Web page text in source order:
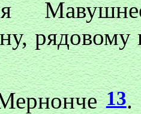
рядовому
13.